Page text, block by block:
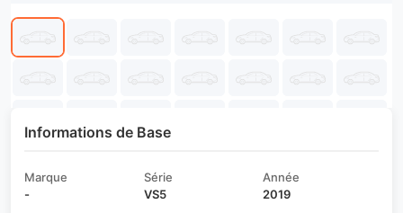
Informations de Base
Marque
-
Série
VS5
Année
2019